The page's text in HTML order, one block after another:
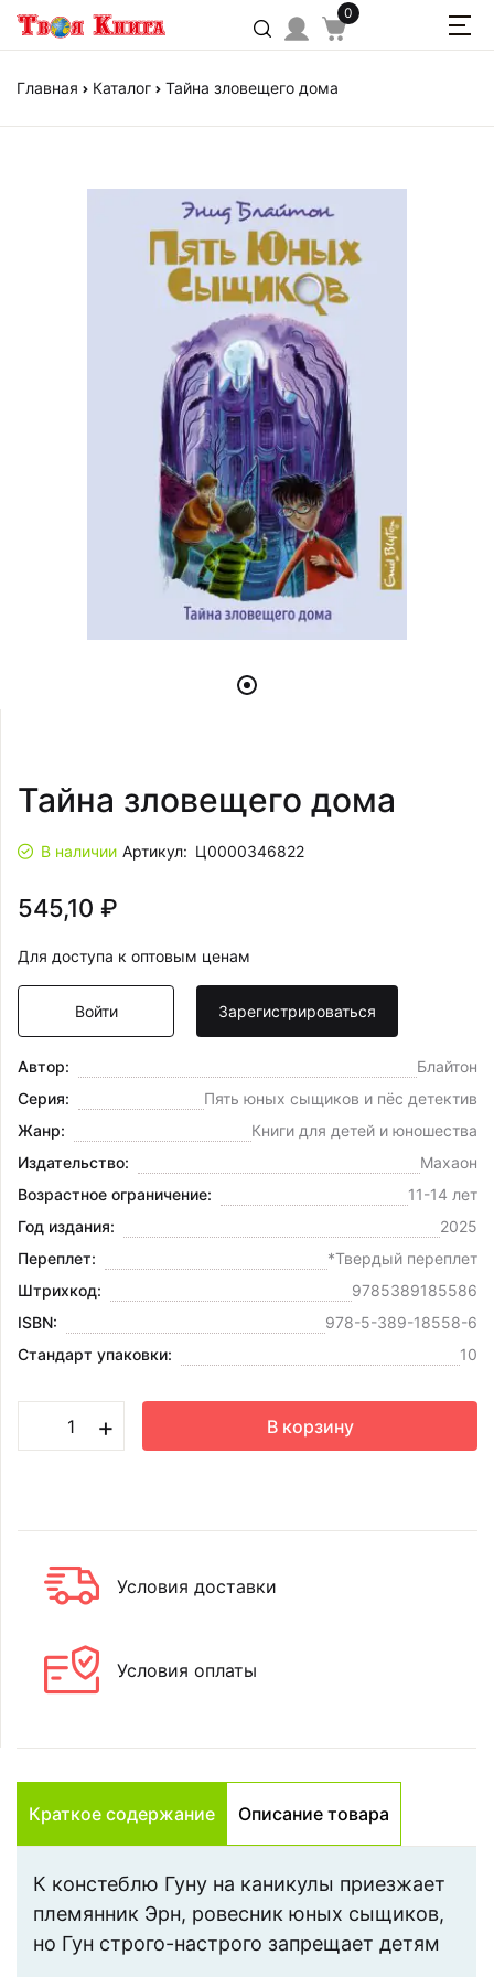
0
Главная Каталог Тайна зловещего дома
Тайна зловещего дома
В наличии Артикул: Ц0000346822
545,10 ₽
Для доступа к оптовым ценам
Войти Зарегистрироваться
Автор:
Блайтон
Серия:
Пять юных сыщиков и пёс детектив
Жанр:
Книги для детей и юношества
Издательство:
Махаон
Возрастное ограничение:
11-14 лет
Год издания:
2025
Переплет:
*Твердый переплет
Штрихкод:
9785389185586
ISBN:
978-5-389-18558-6
Стандарт упаковки:
10
+ В корзину
Условия доставки
Условия оплаты
Краткое содержание Описание товара
К констеблю Гуну на каникулы приезжает
племянник Эрн, ровесник юных сыщиков,
но Гун строго-настрого запрещает детям